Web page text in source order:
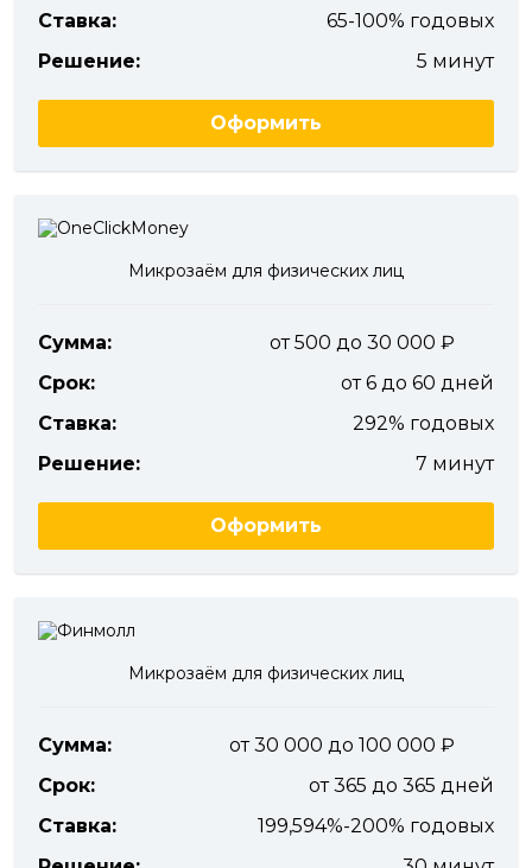
Ставка:
65-100% годовых
Решение:
5 минут
Оформить
Микрозаём для физических лиц
Сумма:
от 500 до 30 000
Срок:
от 6 до 60 дней
Ставка:
292% годовых
Решение:
7 минут
Оформить
Микрозаём для физических лиц
Сумма:
от 30 000 до 100 000
Срок:
от 365 до 365 дней
Ставка:
199,594%-200% годовых